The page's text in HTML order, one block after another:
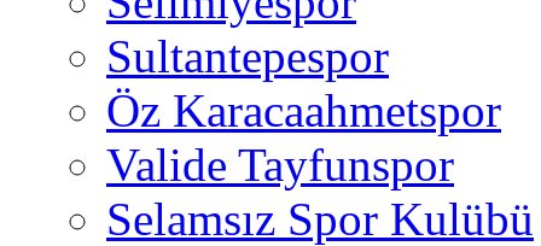
Sultantepespor
Öz Karacaahmetspor
Valide Tayfunspor
Selamsız Spor Kulübü